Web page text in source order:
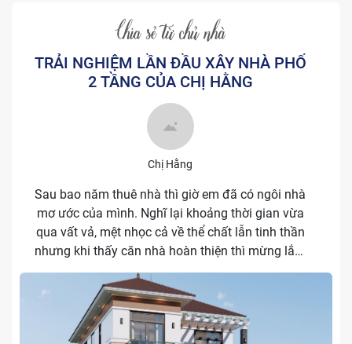
TRẢI NGHIỆM LẦN ĐẦU XÂY NHÀ PHỐ
2 TẦNG CỦA CHỊ HẰNG
Chị Hằng
Sau bao năm thuê nhà thì giờ em đã có ngôi nhà
mơ ước của mình. Nghĩ lại khoảng thời gian vừa
qua vất vả, mệt nhọc cả về thể chất lẫn tinh thần
nhưng khi thấy căn nhà hoàn thiện thì mừng lắm
mọi người ạ